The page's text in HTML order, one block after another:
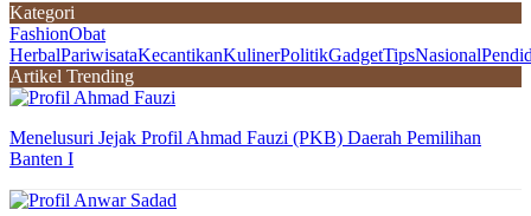
Kategori
FashionObat
HerbalPariwisataKecantikanKulinerPolitikGadgetTipsNasional
Artikel Trending
Menelusuri Jejak Profil Ahmad Fauzi (PKB) Daerah Pemilihan
Banten I